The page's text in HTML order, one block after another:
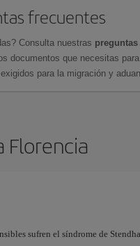
frecuentes
Consulta nuestras
documentos que necesitas
para la migración y
Florencia
sufren el síndrome de